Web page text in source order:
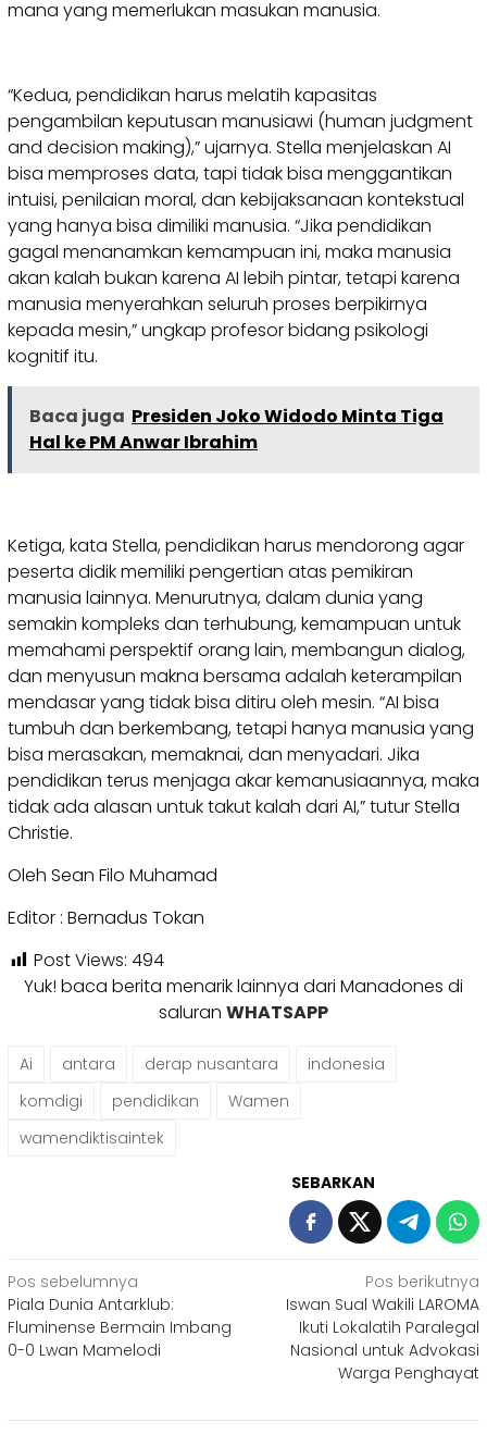
mana yang memerlukan masukan manusia.
“Kedua, pendidikan harus melatih kapasitas
pengambilan keputusan manusiawi (human judgment
and decision making),” ujarnya. Stella menjelaskan AI
bisa memproses data, tapi tidak bisa menggantikan
intuisi, penilaian moral, dan kebijaksanaan kontekstual
yang hanya bisa dimiliki manusia. “Jika pendidikan
gagal menanamkan kemampuan ini, maka manusia
akan kalah bukan karena AI lebih pintar, tetapi karena
manusia menyerahkan seluruh proses berpikirnya
kepada mesin,” ungkap profesor bidang psikologi
kognitif itu.
Baca juga Presiden Joko Widodo Minta Tiga
Hal ke PM Anwar Ibrahim
Ketiga, kata Stella, pendidikan harus mendorong agar
peserta didik memiliki pengertian atas pemikiran
manusia lainnya. Menurutnya, dalam dunia yang
semakin kompleks dan terhubung, kemampuan untuk
memahami perspektif orang lain, membangun dialog,
dan menyusun makna bersama adalah keterampilan
mendasar yang tidak bisa ditiru oleh mesin. “AI bisa
tumbuh dan berkembang, tetapi hanya manusia yang
bisa merasakan, memaknai, dan menyadari. Jika
pendidikan terus menjaga akar kemanusiaannya, maka
tidak ada alasan untuk takut kalah dari AI,” tutur Stella
Christie.
Oleh Sean Filo Muhamad
Editor : Bernadus Tokan
Post Views: 494
Yuk! baca berita menarik lainnya dari Manadones di
saluran WHATSAPP
Ai antara derap nusantara
indonesia
komdigi
pendidikan
Wamen
wamendiktisaintek
SEBARKAN
Navigasi
pos
Pos sebelumnya
Piala Dunia Antarklub:
Fluminense Bermain Imbang
0-0 Lwan Mamelodi
Pos berikutnya
Iswan Sual Wakili LAROMA
Ikuti Lokalatih Paralegal
Nasional untuk Advokasi
Warga Penghayat